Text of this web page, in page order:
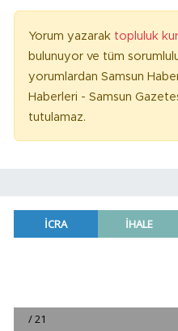
Yorum yazarak topluluk
bulunuyor ve tüm
yorumlardan Samsun
Haberleri - Samsun
tutulamaz.